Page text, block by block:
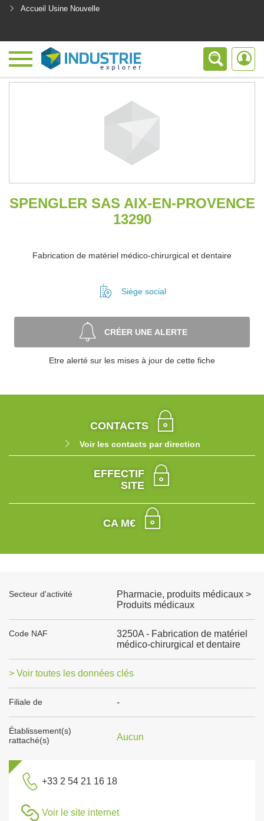
Accueil Usine Nouvelle
SPENGLER SAS AIX-EN-PROVENCE
13290
Fabrication de matériel médico-chirurgical et dentaire
Siège social
CRÉER UNE ALERTE
Etre alerté sur les mises à jour de cette fiche
CONTACTS
Voir les contacts par direction
EFFECTIF
SITE
CA M€
Secteur d'activité
Pharmacie, produits médicaux >
Produits médicaux
Code NAF
3250A - Fabrication de matériel
médico-chirurgical et dentaire
> Voir toutes les données clés
Filiale de -
Établissement(s)
rattaché(s)
Aucun
+33 2 54 21 16 18
Voir le site internet